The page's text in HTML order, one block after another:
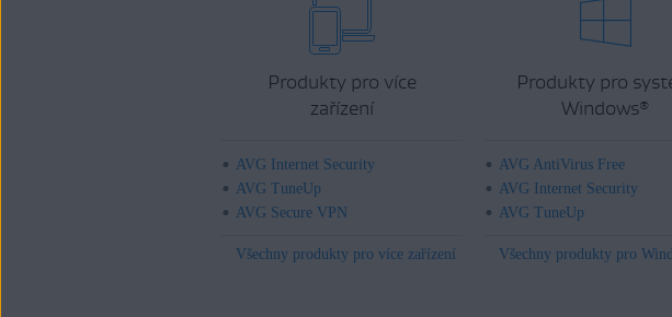
Produkty pro více
zařízení
AVG Internet Security
AVG TuneUp
AVG Secure VPN
Všechny produkty pro více zařízení
Produkty pro
Windows®
AVG AntiVirus Free
AVG Internet Security
AVG TuneUp
Všechny produkty pro